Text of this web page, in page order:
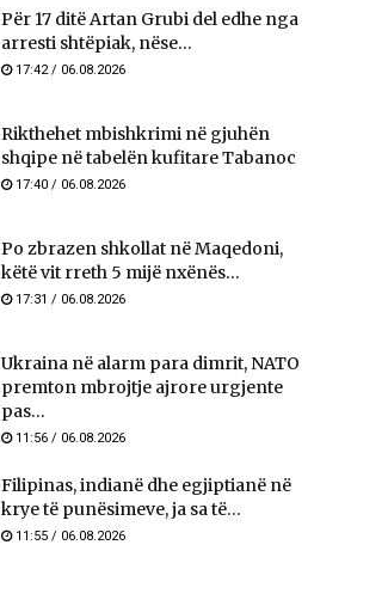
Për 17 ditë Artan Grubi del edhe nga
arresti shtëpiak, nëse...
17:42 / 06.08.2026
Rikthehet mbishkrimi në gjuhën
shqipe në tabelën kufitare Tabanoc
17:40 / 06.08.2026
Po zbrazen shkollat në Maqedoni,
këtë vit rreth 5 mijë nxënës...
17:31 / 06.08.2026
Ukraina në alarm para dimrit, NATO
premton mbrojtje ajrore urgjente
pas...
11:56 / 06.08.2026
Filipinas, indianë dhe egjiptianë në
krye të punësimeve, ja sa të...
11:55 / 06.08.2026